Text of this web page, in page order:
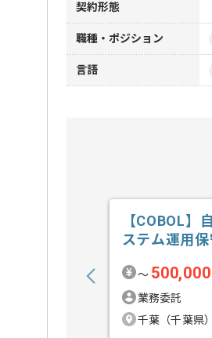
契約形態
職種・ポジション
言語
【COBOL】
ステム運用
〜 500,000
業務委託
千葉（千葉県）